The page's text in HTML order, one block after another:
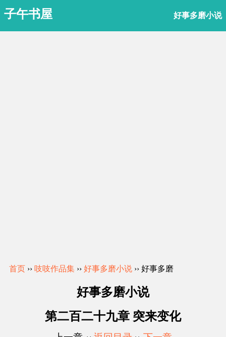
子午书屋 好事多磨小说
首页 ›› 吱吱作品集 ›› 好事多磨小说 ›› 好事多磨
好事多磨小说
第二百二十九章 突来变化